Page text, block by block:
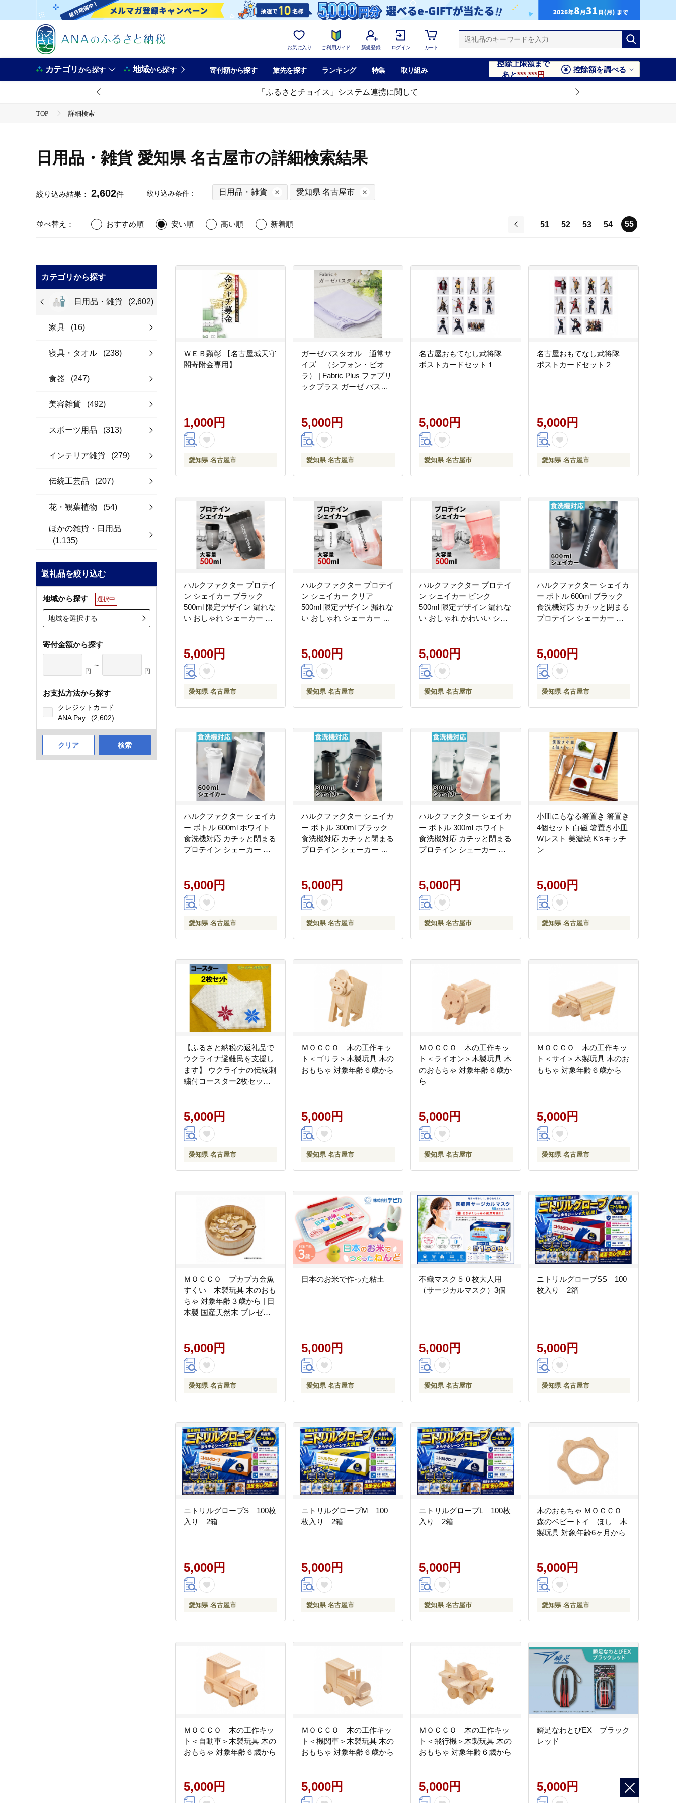
お気に入り ご利用ガイド 新規登録 ログイン カート
カテゴリから探す 地域から探す 寄付額から探す 旅先を探す ランキング 特集 取り組み
控除上限額まで
あと***,***円
控除額を調べる
「ふるさとチョイス」システム連携に関して
TOP 詳細検索
日用品・雑貨 愛知県 名古屋市の詳細検索結果
絞り込み結果： 2,602件 絞り込み条件： 日用品・雑貨 愛知県 名古屋市
並べ替え： おすすめ順 安い順 高い順
新着順
51 52 53 54 55
カテゴリから探す
日用品・雑貨 (2,602)
家具 (16)
寝具・タオル (238)
食器 (247)
美容雑貨 (492)
スポーツ用品 (313)
インテリア雑貨 (279)
伝統工芸品 (207)
花・観葉植物 (54)
ほかの雑貨・日用品
(1,135)
返礼品を絞り込む
地域から探す 選択中
地域を選択する
寄付金額から探す
円
～
円
お支払方法から探す
クレジットカード
ANA Pay
(2,602)
クリア 検索
ＷＥＢ顕彰 【名古屋城天守
閣寄附金専用】
1,000円
愛知県 名古屋市
ガーゼバスタオル 通常サ
イズ （シフォン・ビオ
ラ） | Fabric Plus ファブリ
ックプラス ガーゼ バスタ
快眠 寝具 人気 おすすめ 洗
える 日本製 送料無料
5,000円
愛知県 名古屋市
名古屋おもてなし武将隊
ポストカードセット１
5,000円
愛知県 名古屋市
名古屋おもてなし武将隊
ポストカードセット２
5,000円
愛知県 名古屋市
ハルクファクター プロテイ
ン シェイカー ブラック
500ml 限定デザイン 漏れな
い おしゃれ シェーカー ボ
5,000円
愛知県 名古屋市
ハルクファクター プロテイ
ン シェイカー クリア
500ml 限定デザイン 漏れな
い おしゃれ シェーカー ボ
5,000円
愛知県 名古屋市
ハルクファクター プロテイ
ン シェイカー ピンク
500ml 限定デザイン 漏れな
い おしゃれ かわいい シェ
5,000円
愛知県 名古屋市
ハルクファクター シェイカ
ー ボトル 600ml ブラック
食洗機対応 カチッと閉まる
プロテイン シェーカー 大
5,000円
愛知県 名古屋市
ハルクファクター シェイカ
ー ボトル 600ml ホワイト
食洗機対応 カチッと閉まる
プロテイン シェーカー 大
5,000円
愛知県 名古屋市
ハルクファクター シェイカ
ー ボトル 300ml ブラック
食洗機対応 カチッと閉まる
プロテイン シェーカー 大
5,000円
愛知県 名古屋市
ハルクファクター シェイカ
ー ボトル 300ml ホワイト
食洗機対応 カチッと閉まる
プロテイン シェーカー 大
5,000円
愛知県 名古屋市
小皿にもなる箸置き 箸置き
4個セット 白磁 箸置き小皿
Wレスト 美濃焼 K’sキッチ
ン
5,000円
愛知県 名古屋市
【ふるさと納税の返礼品で
ウクライナ避難民を支援し
ます】 ウクライナの伝統刺
繍付コースター2枚セット
ライナ避難民支援事業寄附
金専用】
5,000円
愛知県 名古屋市
ＭＯＣＣＯ 木の工作キッ
ト＜ゴリラ＞木製玩具 木の
おもちゃ 対象年齢６歳から
5,000円
愛知県 名古屋市
ＭＯＣＣＯ 木の工作キッ
ト＜ライオン＞木製玩具 木
のおもちゃ 対象年齢６歳か
ら
5,000円
愛知県 名古屋市
ＭＯＣＣＯ 木の工作キッ
ト＜サイ＞木製玩具 木のお
もちゃ 対象年齢６歳から
5,000円
愛知県 名古屋市
ＭＯＣＣＯ プカプカ金魚
すくい 木製玩具 木のおも
ちゃ 対象年齢３歳から | 日
本製 国産天然木 プレゼン
生日プレゼント
5,000円
愛知県 名古屋市
日本のお米で作った粘土
5,000円
愛知県 名古屋市
不織マスク５０枚大人用
（サージカルマスク）3個
5,000円
愛知県 名古屋市
ニトリルグローブSS 100
枚入り 2箱
5,000円
愛知県 名古屋市
ニトリルグローブS 100枚
入り 2箱
5,000円
愛知県 名古屋市
ニトリルグローブM 100
枚入り 2箱
5,000円
愛知県 名古屋市
ニトリルグローブL 100枚
入り 2箱
5,000円
愛知県 名古屋市
木のおもちゃ ＭＯＣＣＯ
森のベビートイ ほし 木
製玩具 対象年齢6ヶ月から
5,000円
愛知県 名古屋市
ＭＯＣＣＯ 木の工作キッ
ト＜自動車＞木製玩具 木の
おもちゃ 対象年齢６歳から
5,000円
ＭＯＣＣＯ 木の工作キッ
ト＜機関車＞木製玩具 木の
おもちゃ 対象年齢６歳から
5,000円
ＭＯＣＣＯ 木の工作キッ
ト＜飛行機＞木製玩具 木の
おもちゃ 対象年齢６歳から
5,000円
瞬足なわとびEX ブラック
レッド
5,000円